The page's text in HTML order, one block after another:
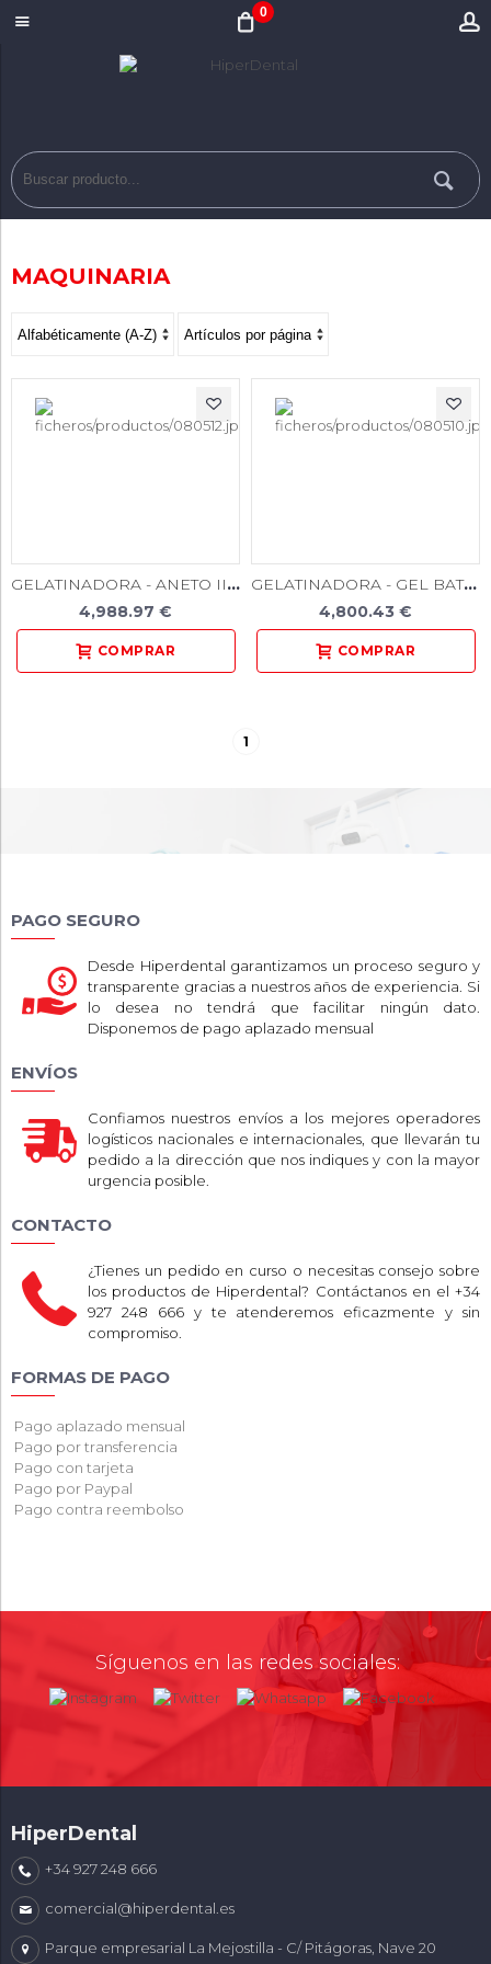
0
MAQUINARIA
GELATINADORA - ANETO II - 7 L
4,988.97 €
GELATINADORA - GEL BAT 6 L
4,800.43 €
1
PAGO SEGURO
Desde Hiperdental garantizamos un proceso seguro y
transparente gracias a nuestros años de experiencia. Si
lo desea no tendrá que facilitar ningún dato.
Disponemos de pago aplazado mensual
ENVÍOS
Confiamos nuestros envíos a los mejores operadores
logísticos nacionales e internacionales, que llevarán tu
pedido a la dirección que nos indiques y con la mayor
urgencia posible.
CONTACTO
¿Tienes un pedido en curso o necesitas consejo sobre
los productos de Hiperdental? Contáctanos en el +34
927 248 666 y te atenderemos eficazmente y sin
compromiso.
FORMAS DE PAGO
Pago aplazado mensual
Pago por transferencia
Pago con tarjeta
Pago por Paypal
Pago contra reembolso
Síguenos en las redes sociales:
HiperDental
+34 927 248 666
comercial@hiperdental.es
Parque empresarial La Mejostilla - C/ Pitágoras, Nave 20